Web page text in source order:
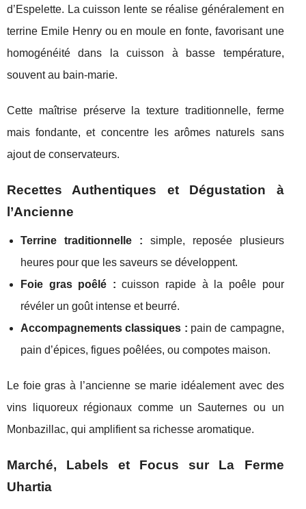
d’Espelette. La cuisson lente se réalise généralement en
terrine Emile Henry ou en moule en fonte, favorisant une
homogénéité dans la cuisson à basse température,
souvent au bain-marie.
Cette maîtrise préserve la texture traditionnelle, ferme
mais fondante, et concentre les arômes naturels sans
ajout de conservateurs.
Recettes Authentiques et Dégustation à
l’Ancienne
Terrine traditionnelle : simple, reposée plusieurs
heures pour que les saveurs se développent.
Foie gras poêlé : cuisson rapide à la poêle pour
révéler un goût intense et beurré.
Accompagnements classiques : pain de campagne,
pain d’épices, figues poêlées, ou compotes maison.
Le foie gras à l’ancienne se marie idéalement avec des
vins liquoreux régionaux comme un Sauternes ou un
Monbazillac, qui amplifient sa richesse aromatique.
Marché, Labels et Focus sur La Ferme
Uhartia